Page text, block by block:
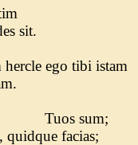
sit.
ego tibi istam
quidque facias;